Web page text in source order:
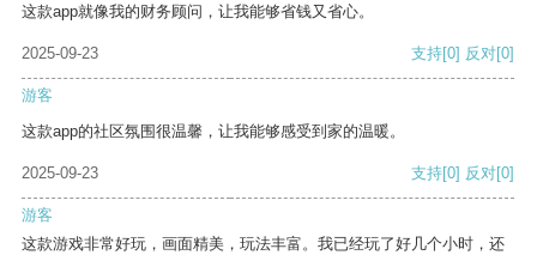
这款app就像我的财务顾问，让我能够省钱又省心。
2025-09-23 支持[0] 反对[0]
游客
这款app的社区氛围很温馨，让我能够感受到家的温暖。
2025-09-23 支持[0] 反对[0]
游客
这款游戏非常好玩，画面精美，玩法丰富。我已经玩了好几个小时，还